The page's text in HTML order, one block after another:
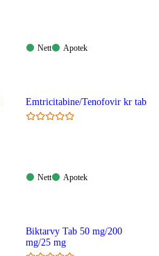
Nett:
Nett
Apotek:
Apotek
Emtricitabine/Tenofovir kr tab
Nett:
Nett
Apotek:
Apotek
Biktarvy Tab 50 mg/200
mg/25 mg